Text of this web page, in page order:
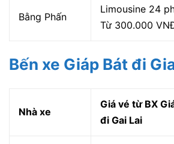
Bằng Phấn
Limousine 24
Từ 300.000
Bến xe Giáp Bát đi
Nhà xe
Giá vé từ BX
đi Gai Lai